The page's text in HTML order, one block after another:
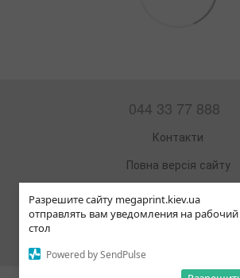
Разрешите сайту megaprint.kiev.ua
отправлять вам уведомления на рабочий
стол
Powered by SendPulse
044 33 77 888
Контакти
Повна версія сайту
Мапа сайту
© 2002—2026